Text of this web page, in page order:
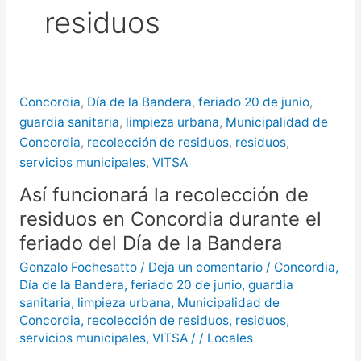
más de $580 millones
puntos de Concordia
residuos
Concordia, Día de la Bandera, feriado 20 de junio,
guardia sanitaria, limpieza urbana, Municipalidad de
Concordia, recolección de residuos, residuos,
servicios municipales, VITSA
Así funcionará la recolección de
residuos en Concordia durante el
feriado del Día de la Bandera
Gonzalo Fochesatto / Deja un comentario / Concordia,
Día de la Bandera, feriado 20 de junio, guardia
sanitaria, limpieza urbana, Municipalidad de
Concordia, recolección de residuos, residuos,
servicios municipales, VITSA/ / Locales